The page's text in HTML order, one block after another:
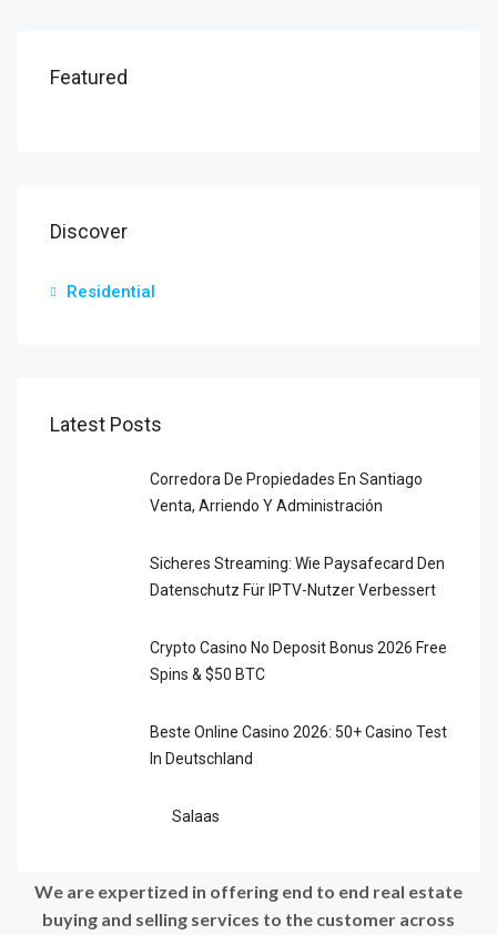
Featured
Discover
Residential
Latest Posts
Corredora De Propiedades En Santiago
Venta, Arriendo Y Administración
Sicheres Streaming: Wie Paysafecard Den
Datenschutz Für IPTV-Nutzer Verbessert
Crypto Casino No Deposit Bonus 2026 Free
Spins & $50 BTC
Beste Online Casino 2026: 50+ Casino Test
In Deutschland
Salaas
We are expertized in offering end to end real estate
buying and selling services to the customer across